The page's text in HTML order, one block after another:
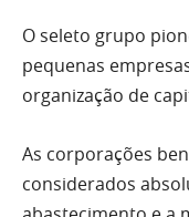
O seleto grupo
pequenas
organização de
As corporações
considerados